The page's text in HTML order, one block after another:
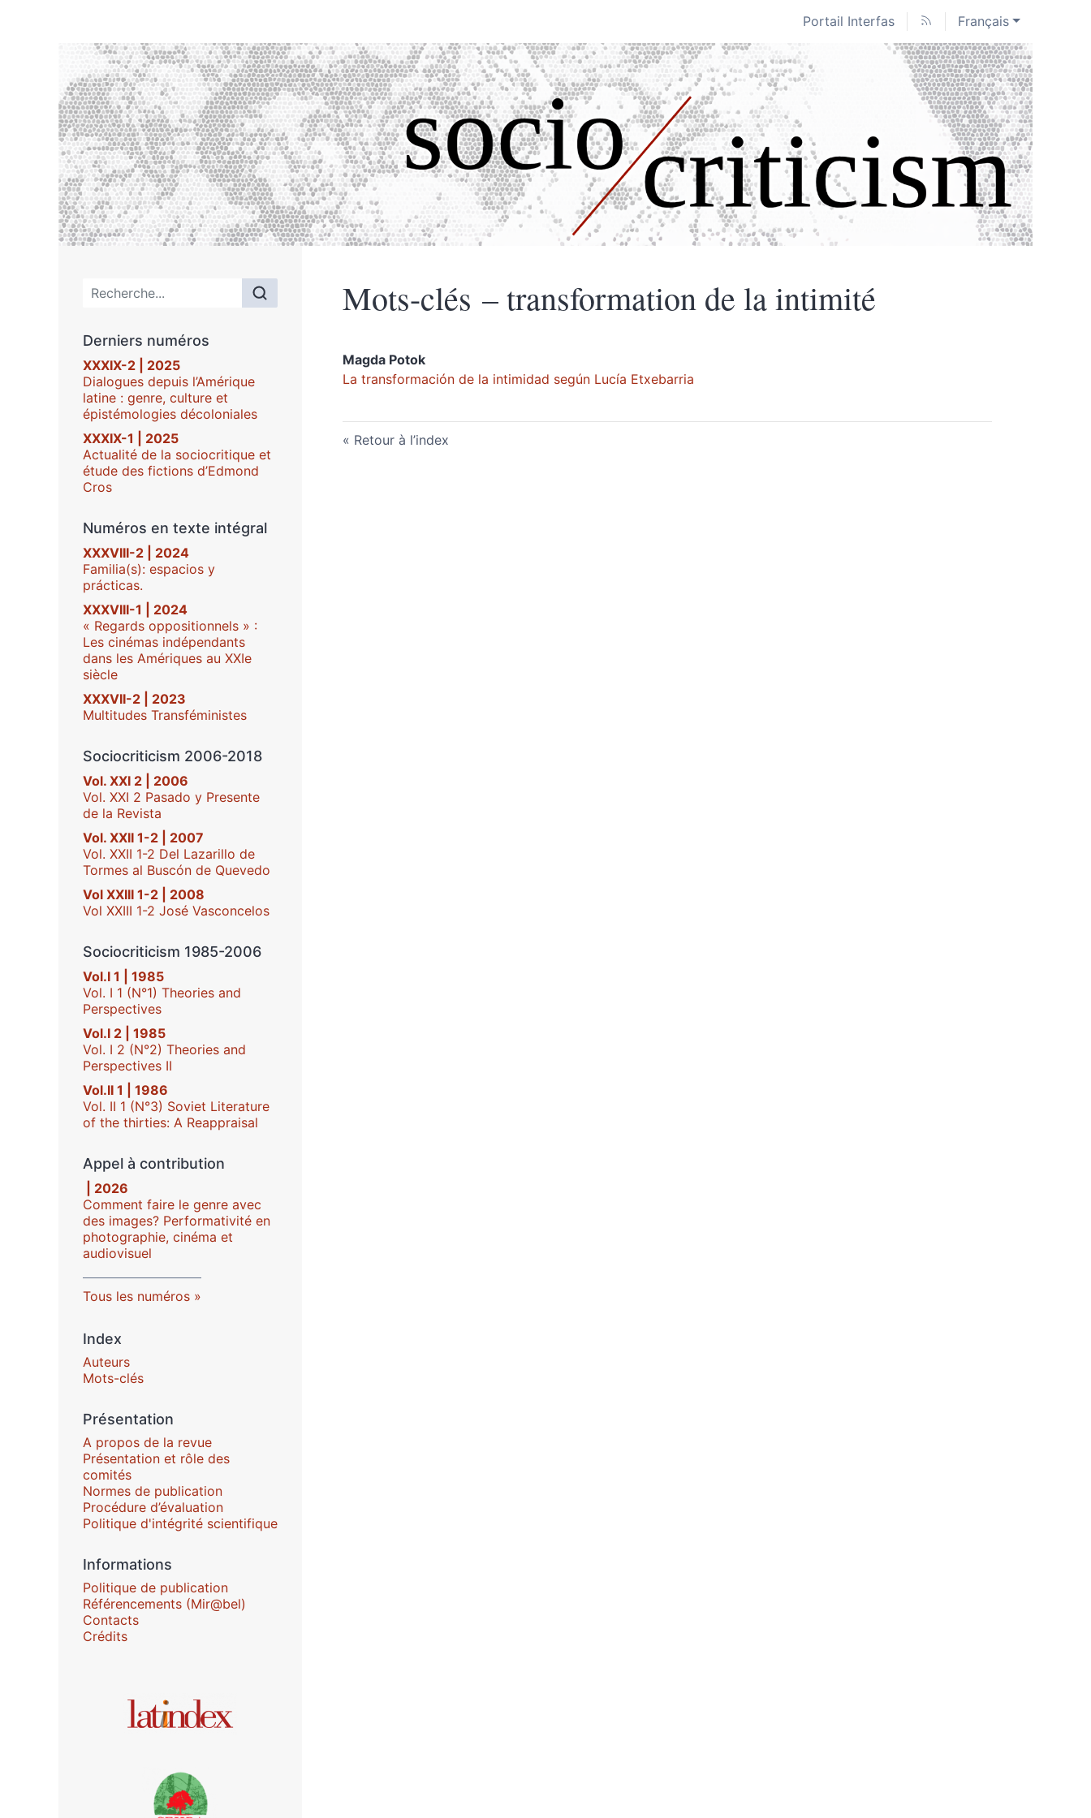
Portail Interfas Français
Menu principal
Derniers numéros
XXXIX-2 | 2025
Dialogues depuis l’Amérique
latine : genre, culture et
épistémologies décoloniales
XXXIX-1 | 2025
Actualité de la sociocritique et
étude des fictions d’Edmond
Cros
Numéros en texte intégral
XXXVIII-2 | 2024
Familia(s): espacios y
prácticas.
XXXVIII-1 | 2024
« Regards oppositionnels » :
Les cinémas indépendants
dans les Amériques au XXIe
siècle
XXXVII-2 | 2023
Multitudes Transféministes
Sociocriticism 2006-2018
Vol. XXI 2 | 2006
Vol. XXI 2 Pasado y Presente
de la Revista
Vol. XXII 1-2 | 2007
Vol. XXII 1-2 Del Lazarillo de
Tormes al Buscón de Quevedo
Vol XXIII 1-2 | 2008
Vol XXIII 1-2 José Vasconcelos
Sociocriticism 1985-2006
Vol.I 1 | 1985
Vol. I 1 (N°1) Theories and
Perspectives
Vol.I 2 | 1985
Vol. I 2 (N°2) Theories and
Perspectives II
Vol.II 1 | 1986
Vol. II 1 (N°3) Soviet Literature
of the thirties: A Reappraisal
Appel à contribution
| 2026
Comment faire le genre avec
des images? Performativité en
photographie, cinéma et
audiovisuel
Tous les numéros
Index
Auteurs
Mots-clés
Présentation
A propos de la revue
Présentation et rôle des
comités
Normes de publication
Procédure d’évaluation
Politique d'intégrité scientifique
Informations
Politique de publication
Référencements (Mir@bel)
Contacts
Crédits
Affiliations/partenaires
Mots-clés – transformation de la intimité
Magda Potok
La transformación de la intimidad según Lucía Etxebarria
Retour à l’index